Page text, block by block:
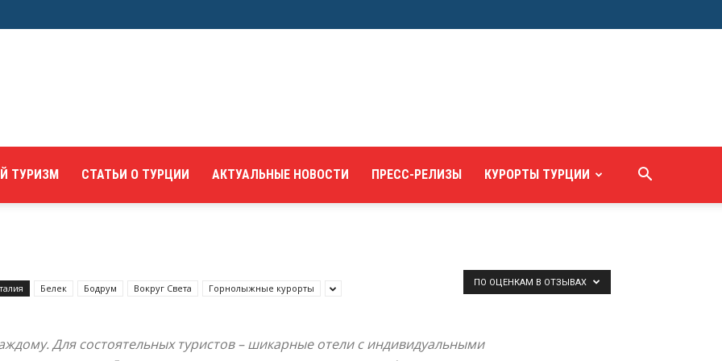
ТУРИЗМ СТАТЬИ О ТУРЦИИ АКТУАЛЬНЫЕ НОВОСТИ ПРЕСС-РЕЛИЗЫ КУРОРТЫ ТУРЦИИ
Белек Бодрум Вокруг Света Горнолыжные курорты
Для состоятельных туристов – шикарные отели с индивидуальными
ПО ОЦЕНКАМ В ОТЗЫВАХ